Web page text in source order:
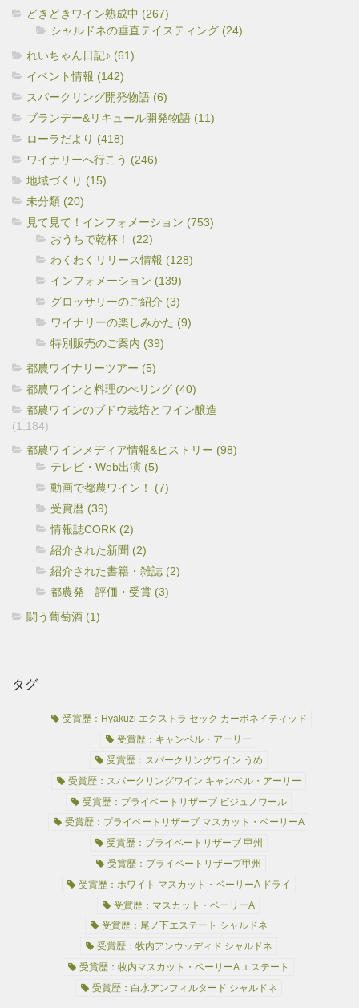
どきどきワイン熟成中 (267)
シャルドネの垂直テイスティング (24)
れいちゃん日記♪ (61)
イベント情報 (142)
スパークリング開発物語 (6)
ブランデー&リキュール開発物語 (11)
ローラだより (418)
ワイナリーへ行こう (246)
地域づくり (15)
未分類 (20)
見て見て！インフォメーション (753)
おうちで乾杯！ (22)
わくわくリリース情報 (128)
インフォメーション (139)
グロッサリーのご紹介 (3)
ワイナリーの楽しみかた (9)
特別販売のご案内 (39)
都農ワイナリーツアー (5)
都農ワインと料理のぺリング (40)
都農ワインのブドウ栽培とワイン醸造
(1,184)
都農ワインメディア情報&ヒストリー (98)
テレビ・Web出演 (5)
動画で都農ワイン！ (7)
受賞暦 (39)
情報誌CORK (2)
紹介された新聞 (2)
紹介された書籍・雑誌 (2)
都農発 評価・受賞 (3)
闘う葡萄酒 (1)
タグ
受賞歴：Hyakuzi エクストラ セック カーボネイティッド
受賞歴：キャンベル・アーリー
受賞歴：スパークリングワイン うめ
受賞歴：スパークリングワイン キャンベル・アーリー
受賞歴：プライベートリザーブ ビジュノワール
受賞歴：プライベートリザーブ マスカット・ベーリーA
受賞歴：プライベートリザーブ 甲州
受賞歴：プライベートリザーブ甲州
受賞歴：ホワイト マスカット・ベーリーA ドライ
受賞歴：マスカット・ベーリーA
受賞歴：尾ノ下エステート シャルドネ
受賞歴：牧内アンウッディド シャルドネ
受賞歴：牧内マスカット・ベーリーA エステート
受賞歴：白水アンフィルタード シャルドネ